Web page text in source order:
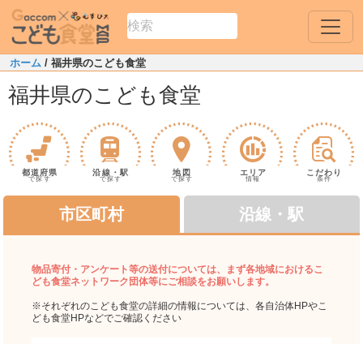
ホーム / 福井県のこども食堂
福井県のこども食堂
都道府県
で探す
沿線・駅
で探す
地図
で探す
エリア
情報
こだわり
条件
市区町村
物品寄付・アンケート等の送付については、まず各地域におけるこ
ども食堂ネットワーク団体等にご相談をお願いします。
※それぞれのこども食堂の詳細の情報については、各自治体HPやこ
ども食堂HPなどでご確認ください
沿線・駅